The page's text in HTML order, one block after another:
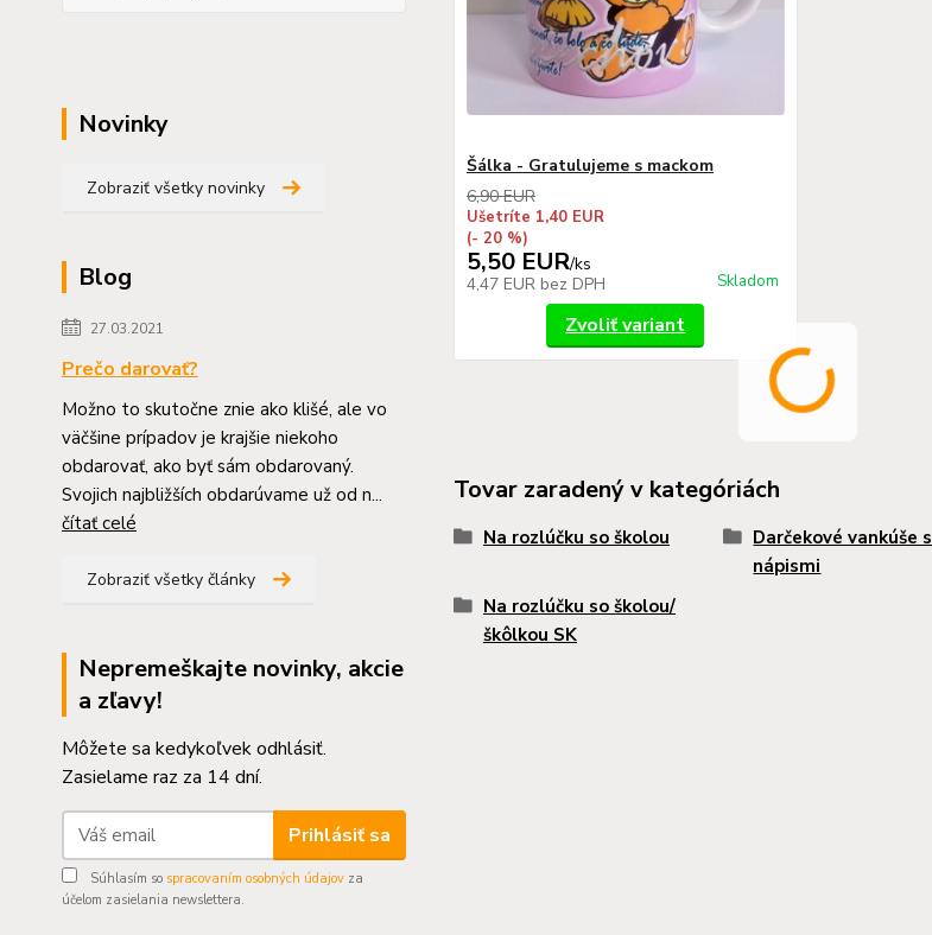
Novinky
Zobraziť všetky novinky
Blog
27.03.2021
Prečo darovať?
Možno to skutočne znie ako klišé, ale vo
väčšine prípadov je krajšie niekoho
obdarovať, ako byť sám obdarovaný.
Svojich najbližších obdarúvame už od n...
čítať celé
Zobraziť všetky články
Nepremeškajte novinky, akcie
a zľavy!
Môžete sa kedykoľvek odhlásiť.
Zasielame raz za 14 dní.
Prihlásiť sa
Súhlasím so spracovaním osobných údajov za
účelom zasielania newslettera.
Šálka - Gratulujeme s mackom
6,90 EUR
Ušetríte 1,40 EUR
(- 20 %)
5,50 EUR/ks
4,47 EUR bez DPH Skladom
Zvoliť variant
Tovar zaradený v kategóriách
Na rozlúčku so školou
Darčekové vankúše s
nápismi
Na rozlúčku so školou/
škôlkou SK